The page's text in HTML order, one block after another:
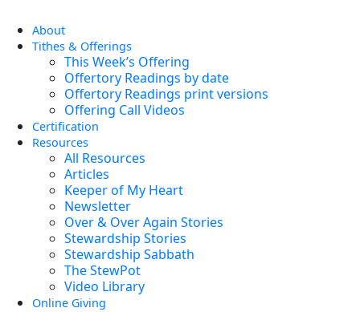
About
Tithes & Offerings
This Week’s Offering
Offertory Readings by date
Offertory Readings print versions
Offering Call Videos
Certification
Resources
All Resources
Articles
Keeper of My Heart
Newsletter
Over & Over Again Stories
Stewardship Stories
Stewardship Sabbath
The StewPot
Video Library
Online Giving